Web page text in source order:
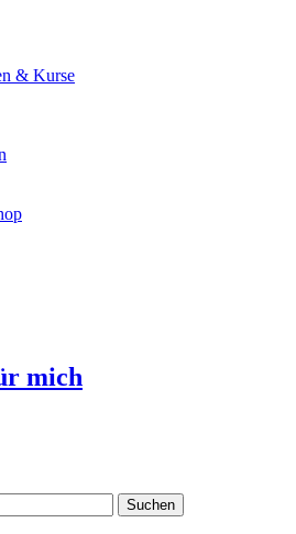
& Kurse
mich